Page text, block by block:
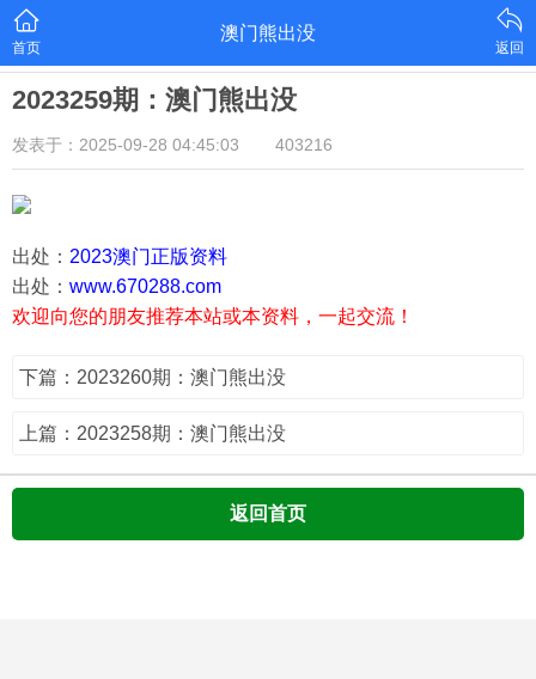
首页
澳门熊出没
返回
2023259期：澳门熊出没
发表于：2025-09-28 04:45:03 403216
出处： 2023澳门正版资料
出处： www.670288.com
欢迎向您的朋友推荐本站或本资料，一起交流！
下篇：2023260期：澳门熊出没
上篇：2023258期：澳门熊出没
返回首页